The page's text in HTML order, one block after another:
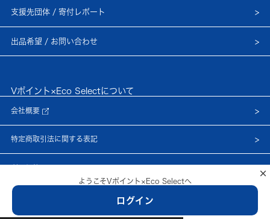
×
ようこそVポイント×Eco Selectへ
ログイン
支援先団体 / 寄付レポート
出品希望 / お問い合わせ
© Netprice, Inc.
Vポイント×Eco Selectについて
会社概要
特定商取引法に関する表記